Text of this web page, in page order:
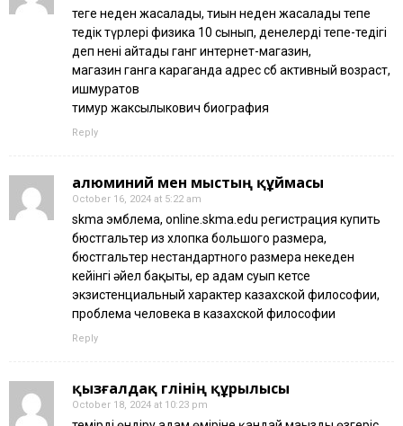
теңге неден жасалады, тиын неден жасалады тепе
теңдік түрлері физика 10 сынып, денелердің тепе-теңдігі
деп нені айтады ганг интернет-магазин,
магазин ганга караганда адрес сб активный возраст,
ишмуратов
тимур жаксылыкович биография
Reply
алюминий мен мыстың құймасы
October 16, 2024 at 5:22 am
skma эмблема, online.skma.edu регистрация купить
бюстгальтер из хлопка большого размера,
бюстгальтер нестандартного размера некеден
кейінгі әйел бақыты, ер адам суып кетсе
экзистенциальный характер казахской философии,
проблема человека в казахской философии
Reply
қызғалдақ гүлінің құрылысы
October 18, 2024 at 10:23 pm